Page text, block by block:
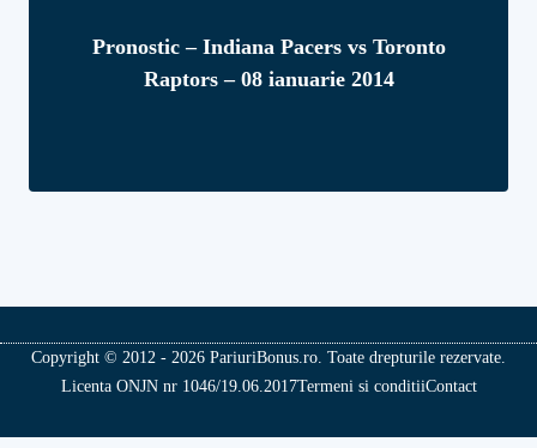
Pronostic – Indiana Pacers vs Toronto
Raptors – 08 ianuarie 2014
Copyright © 2012 - 2026 PariuriBonus.ro. Toate drepturile rezervate.
Licenta ONJN nr 1046/19.06.2017Termeni si conditiiContact